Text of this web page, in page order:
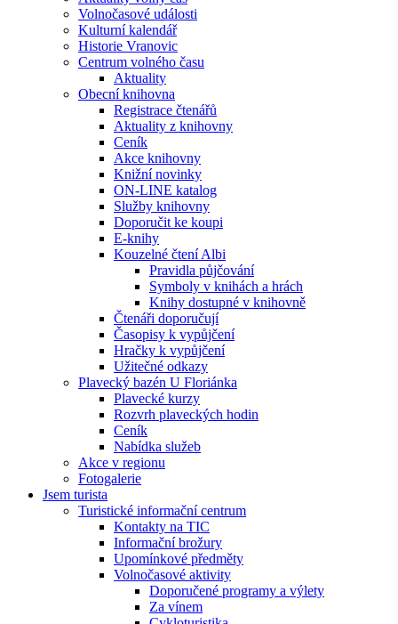
Volnočasové události
Kulturní kalendář
Historie Vranovic
Centrum volného času
Aktuality
Obecní knihovna
Registrace čtenářů
Aktuality z knihovny
Ceník
Akce knihovny
Knižní novinky
ON-LINE katalog
Služby knihovny
Doporučit ke koupi
E-knihy
Kouzelné čtení Albi
Pravidla půjčování
Symboly v knihách a hrách
Knihy dostupné v knihovně
Čtenáři doporučují
Časopisy k vypůjčení
Hračky k vypůjčení
Užitečné odkazy
Plavecký bazén U Floriánka
Plavecké kurzy
Rozvrh plaveckých hodin
Ceník
Nabídka služeb
Akce v regionu
Fotogalerie
Jsem turista
Turistické informační centrum
Kontakty na TIC
Informační brožury
Upomínkové předměty
Volnočasové aktivity
Doporučené programy a výlety
Za vínem